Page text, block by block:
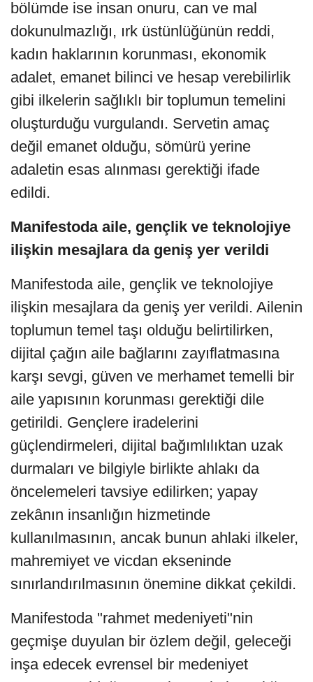
bölümde ise insan onuru, can ve mal
dokunulmazlığı, ırk üstünlüğünün reddi,
kadın haklarının korunması, ekonomik
adalet, emanet bilinci ve hesap verebilirlik
gibi ilkelerin sağlıklı bir toplumun temelini
oluşturduğu vurgulandı. Servetin amaç
değil emanet olduğu, sömürü yerine
adaletin esas alınması gerektiği ifade
edildi.
Manifestoda aile, gençlik ve teknolojiye
ilişkin mesajlara da geniş yer verildi
Manifestoda aile, gençlik ve teknolojiye
ilişkin mesajlara da geniş yer verildi. Ailenin
toplumun temel taşı olduğu belirtilirken,
dijital çağın aile bağlarını zayıflatmasına
karşı sevgi, güven ve merhamet temelli bir
aile yapısının korunması gerektiği dile
getirildi. Gençlere iradelerini
güçlendirmeleri, dijital bağımlılıktan uzak
durmaları ve bilgiyle birlikte ahlakı da
öncelemeleri tavsiye edilirken; yapay
zekânın insanlığın hizmetinde
kullanılmasının, ancak bunun ahlaki ilkeler,
mahremiyet ve vicdan ekseninde
sınırlandırılmasının önemine dikkat çekildi.
Manifestoda "rahmet medeniyeti"nin
geçmişe duyulan bir özlem değil, geleceği
inşa edecek evrensel bir medeniyet